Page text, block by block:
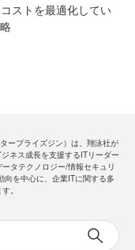
ストを最適化してい
ープライズジン）は、翔泳社が
ネス成長を支援するITリーダー
タテクノロジー/情報セキュリ
向を中心に、企業ITに関する多
。